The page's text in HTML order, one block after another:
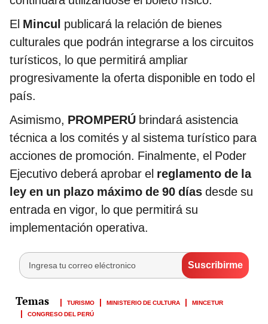
El Mincul publicará la relación de bienes
culturales que podrán integrarse a los circuitos
turísticos, lo que permitirá ampliar
progresivamente la oferta disponible en todo el
país.
Asimismo, PROMPERÚ brindará asistencia
técnica a los comités y al sistema turístico para
acciones de promoción. Finalmente, el Poder
Ejecutivo deberá aprobar el reglamento de la
ley en un plazo máximo de 90 días desde su
entrada en vigor, lo que permitirá su
implementación operativa.
TURISMO MINISTERIO DE CULTURA
MINCETUR
CONGRESO DEL PERÚ